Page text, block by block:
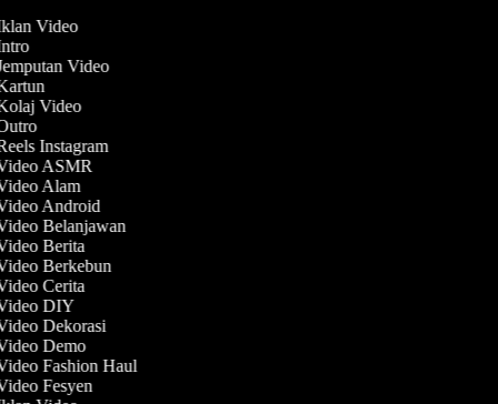
Video
Video
Kolaj Video
Instagram
ASMR
Alam
Android
Belanjawan
Berita
Berkebun
Cerita
Video DIY
Dekorasi
Demo
Fashion Haul
Fesyen